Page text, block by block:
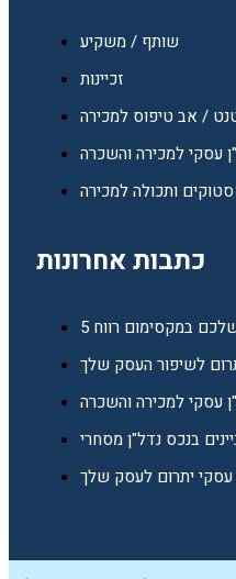
שותף / משקיע
זכיינות
/ אב טיפוס למכירה
עסקי למכירה והשכרה
סטוקים ותכולה למכירה
כתבות אחרונות
במקסימום רווח
לשיפור העסק שלך
עסקי למכירה והשכרה
עסקי יתרום לעסק שלך